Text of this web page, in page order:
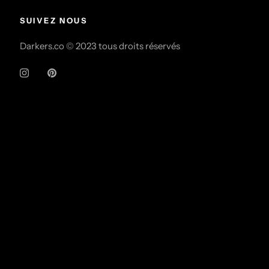
SUIVEZ NOUS
Darkers.co © 2023 tous droits réservés